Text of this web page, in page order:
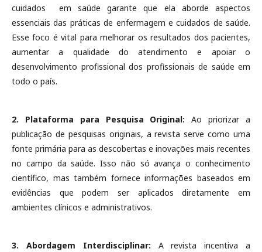
cuidados em saúde garante que ela aborde aspectos
essenciais das práticas de enfermagem e cuidados de saúde.
Esse foco é vital para melhorar os resultados dos pacientes,
aumentar a qualidade do atendimento e apoiar o
desenvolvimento profissional dos profissionais de saúde em
todo o país.
2. Plataforma para Pesquisa Original: Ao priorizar a
publicação de pesquisas originais, a revista serve como uma
fonte primária para as descobertas e inovações mais recentes
no campo da saúde. Isso não só avança o conhecimento
científico, mas também fornece informações baseados em
evidências que podem ser aplicados diretamente em
ambientes clínicos e administrativos.
3. Abordagem Interdisciplinar: A revista incentiva a